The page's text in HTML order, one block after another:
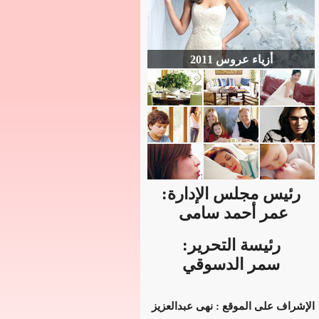
أزياء عروس 2011
رئيس مجلس الإدارة:
عمر أحمد سامى
رئيسة التحرير:
سمر الدسوقي
الإشراف على الموقع : نهى عبدالعزيز